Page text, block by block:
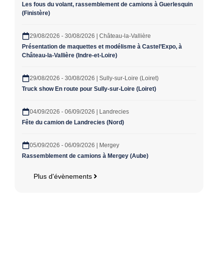
Les fous du volant, rassemblement de camions à Guerlesquin
(Finistère)
29/08/2026 - 30/08/2026 | Château-la-Vallière
Présentation de maquettes et modélisme à Castel’Expo, à
Château-la-Vallière (Indre-et-Loire)
29/08/2026 - 30/08/2026 | Sully-sur-Loire (Loiret)
Truck show En route pour Sully-sur-Loire (Loiret)
04/09/2026 - 06/09/2026 | Landrecies
Fête du camion de Landrecies (Nord)
05/09/2026 - 06/09/2026 | Mergey
Rassemblement de camions à Mergey (Aube)
Plus d'évènements